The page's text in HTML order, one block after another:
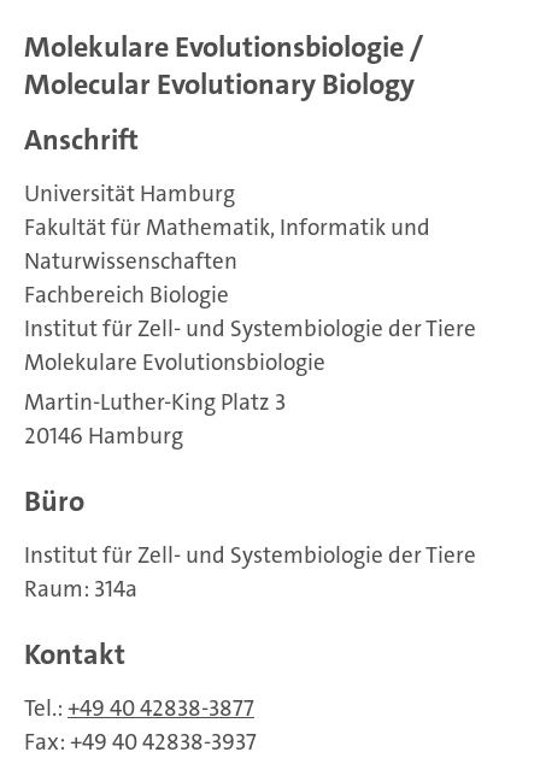
Molekulare Evolutionsbiologie /
Molecular Evolutionary Biology
Anschrift
Universität Hamburg
Fakultät für Mathematik, Informatik und
Naturwissenschaften
Fachbereich Biologie
Institut für Zell- und Systembiologie der Tiere
Molekulare Evolutionsbiologie
Martin-Luther-King Platz 3
20146 Hamburg
Büro
Institut für Zell- und Systembiologie der Tiere
Raum: 314a
Kontakt
Tel.: +49 40 42838-3877
Fax: +49 40 42838-3937